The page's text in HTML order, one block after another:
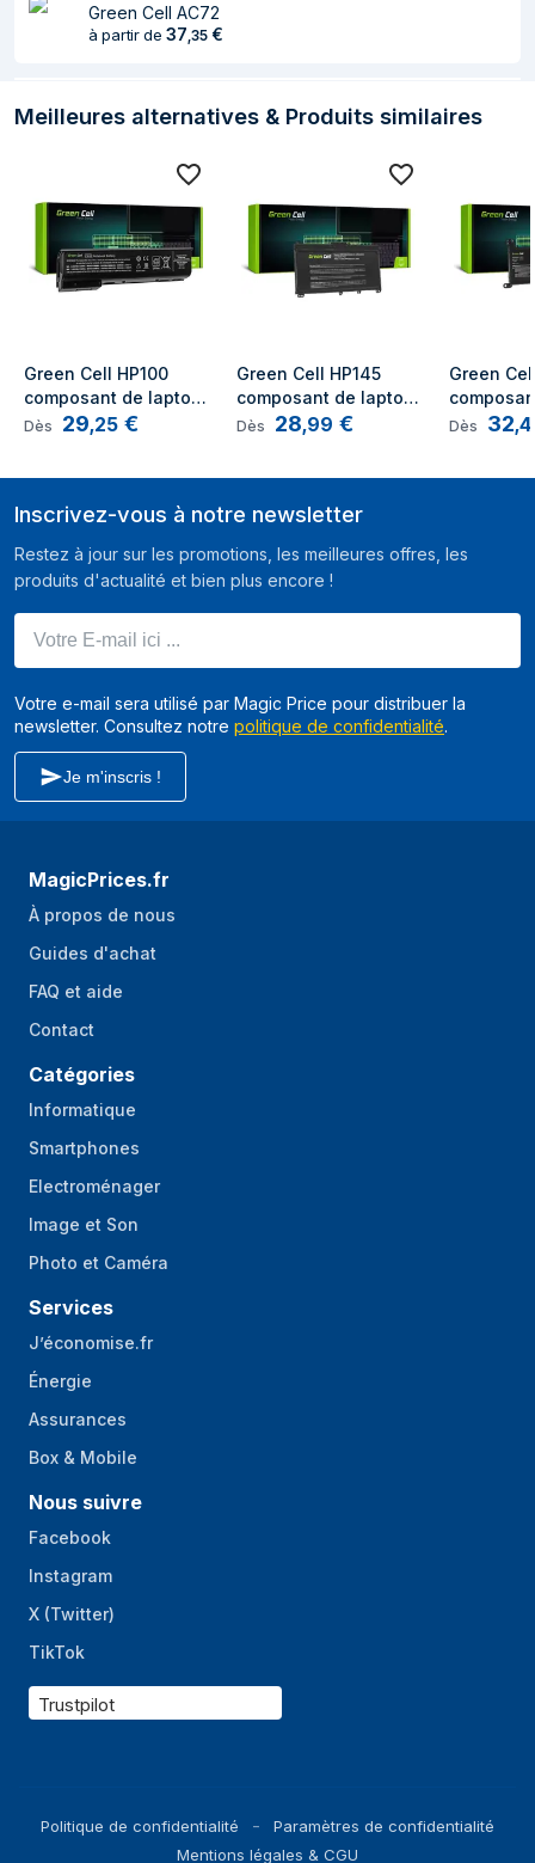
Green Cell AC72
à partir de 37 35 €
Meilleures alternatives & Produits similaires
Green Cell HP100
composant de laptop
supplémentaire
Dès 29,25 €
Green Cell HP145
composant de laptop
supplémentaire
Dès 28,99 €
Green
Dès 32,
Inscrivez-vous à notre newsletter
Restez à jour sur les promotions, les meilleures offres, les
produits d'actualité et bien plus encore !
Votre e-mail sera utilisé par Magic Price pour distribuer la
newsletter. Consultez notre politique de confidentialité.
Je m'inscris !
MagicPrices.fr
À propos de nous
Guides d'achat
FAQ et aide
Contact
Catégories
Informatique
Smartphones
Electroménager
Image et Son
Photo et Caméra
Services
J’économise.fr
Énergie
Assurances
Box & Mobile
Nous suivre
Facebook
Instagram
X (Twitter)
TikTok
Trustpilot
Politique de confidentialité
Paramètres de confidentialité
Mentions légales & CGU